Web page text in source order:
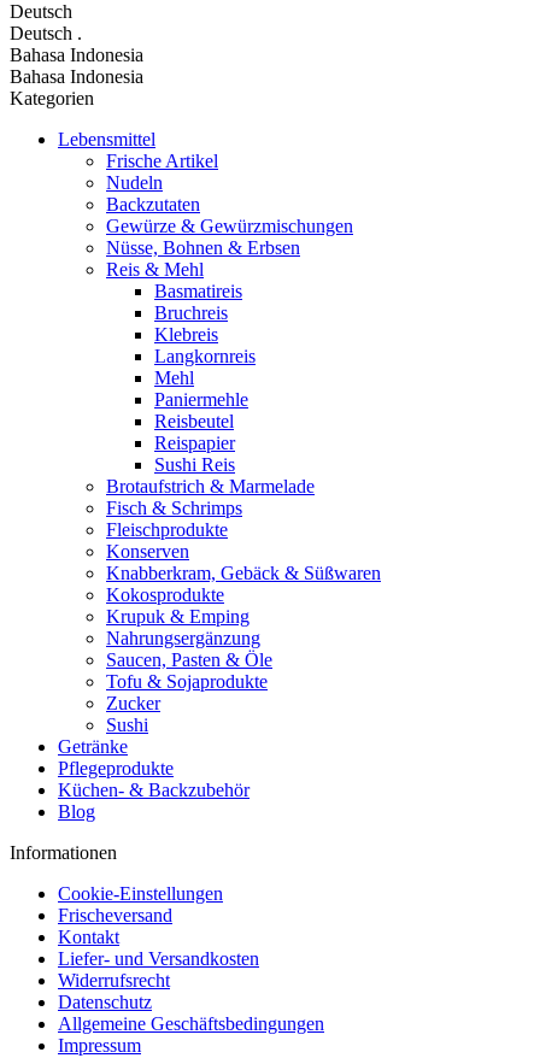
Deutsch
Deutsch .
Bahasa Indonesia
Bahasa Indonesia
Kategorien
Lebensmittel
Frische Artikel
Nudeln
Backzutaten
Gewürze & Gewürzmischungen
Nüsse, Bohnen & Erbsen
Reis & Mehl
Basmatireis
Bruchreis
Klebreis
Langkornreis
Mehl
Paniermehle
Reisbeutel
Reispapier
Sushi Reis
Brotaufstrich & Marmelade
Fisch & Schrimps
Fleischprodukte
Konserven
Knabberkram, Gebäck & Süßwaren
Kokosprodukte
Krupuk & Emping
Nahrungsergänzung
Saucen, Pasten & Öle
Tofu & Sojaprodukte
Zucker
Sushi
Getränke
Pflegeprodukte
Küchen- & Backzubehör
Blog
Informationen
Cookie-Einstellungen
Frischeversand
Kontakt
Liefer- und Versandkosten
Widerrufsrecht
Datenschutz
Allgemeine Geschäftsbedingungen
Impressum